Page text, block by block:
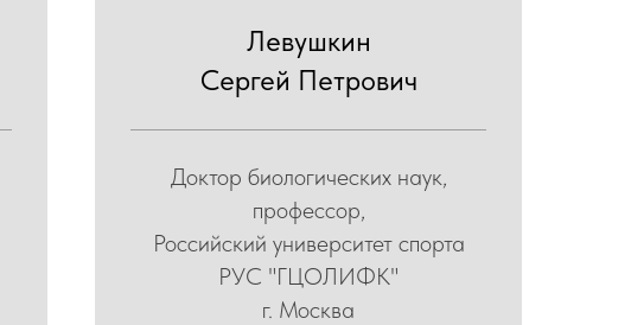
Левушкин
Сергей Петрович
Доктор биологических наук,
профессор,
Российский университет спорта
РУС "ГЦОЛИФК"
г. Москва